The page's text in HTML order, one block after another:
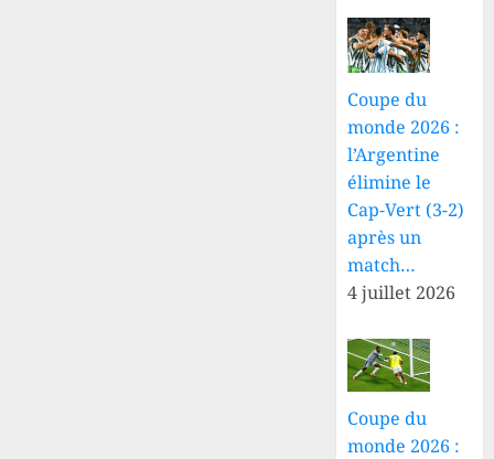
Coupe du
monde 2026 :
l’Argentine
élimine le
Cap-Vert (3-2)
après un
match…
4 juillet 2026
Coupe du
monde 2026 :